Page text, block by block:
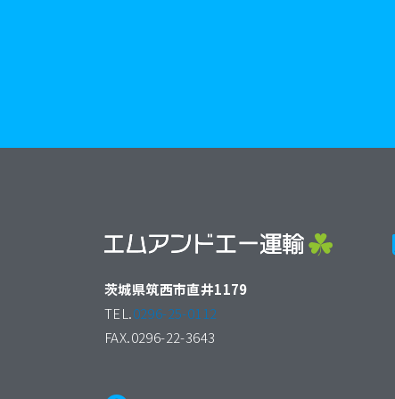
茨城県筑西市直井1179
TEL.0296-25-0112
FAX.0296-22-3643